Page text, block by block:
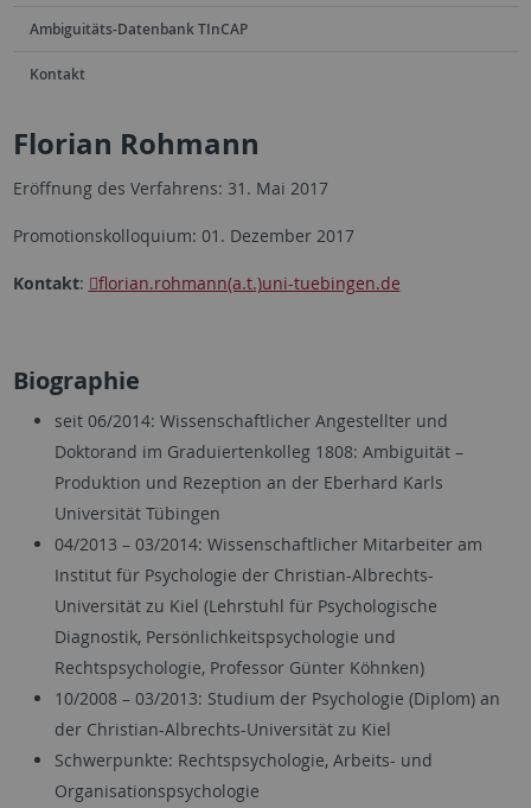
Ambiguitäts-Datenbank TInCAP
Kontakt
Florian Rohmann
Eröffnung des Verfahrens: 31. Mai 2017
Promotionskolloquium: 01. Dezember 2017
Kontakt: florian.rohmann(a.t.)uni-tuebingen.de
Biographie
seit 06/2014: Wissenschaftlicher Angestellter und
Doktorand im Graduiertenkolleg 1808: Ambiguität –
Produktion und Rezeption an der Eberhard Karls
Universität Tübingen
04/2013 – 03/2014: Wissenschaftlicher Mitarbeiter am
Institut für Psychologie der Christian-Albrechts-
Universität zu Kiel (Lehrstuhl für Psychologische
Diagnostik, Persönlichkeitspsychologie und
Rechtspsychologie, Professor Günter Köhnken)
10/2008 – 03/2013: Studium der Psychologie (Diplom) an
der Christian-Albrechts-Universität zu Kiel
Schwerpunkte: Rechtspsychologie, Arbeits- und
Organisationspsychologie